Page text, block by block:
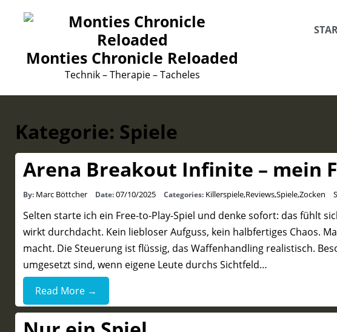
Monties Chronicle Reloaded
Technik – Therapie – Tacheles
Kategorie: Spiele
Arena Breakout Infinite – mein
By: Marc Böttcher Date:07/10/2025 Categories: Killerspiele,Reviews,Spiele,Zocken
Selten starte ich ein Free-to-Play-Spiel und denke sofort: das fühlt
wirkt durchdacht. Kein liebloser Aufguss, kein halbfertiges Chaos.
macht. Die Steuerung ist flüssig, das Waffenhandling realistisch.
umgesetzt sind, wenn eigene Leute durchs Sichtfeld…
Read More →